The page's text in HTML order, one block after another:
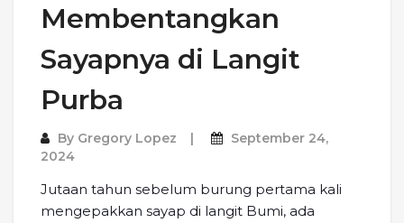
Membentangkan
Sayapnya di Langit
Purba
By Gregory Lopez
September 24,
2024
Jutaan tahun sebelum burung pertama kali
mengepakkan sayap di langit Bumi, ada